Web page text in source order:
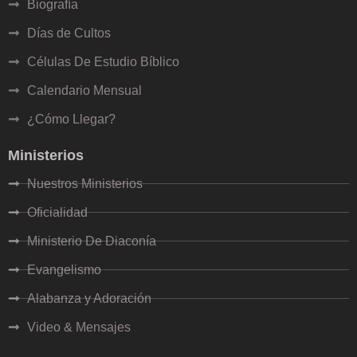
Víctor Ariel
Biografía
Días de Cultos
Células De Estudio Bíblico
Calendario Mensual
¿Cómo Llegar?
Ministerios
Nuestros Ministerios
Oficialidad
Ministerio De Diaconía
Evangelismo
Alabanza y Adoración
Video & Mensajes